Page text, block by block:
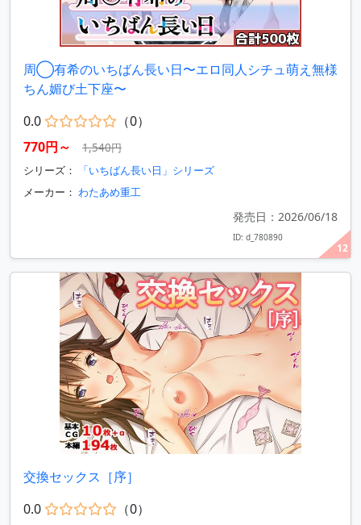
12
周◯有希のいちばん長い日〜エロ同人シチュ萌え無様
ちん媚び土下座〜
0.0
（0）
770円～
1,540円
シリーズ：
「いちばん長い日」シリーズ
メーカー： わたあめ重工
発売日：2026/06/18
ID: d_780890
交換セックス［序］
0.0
（0）